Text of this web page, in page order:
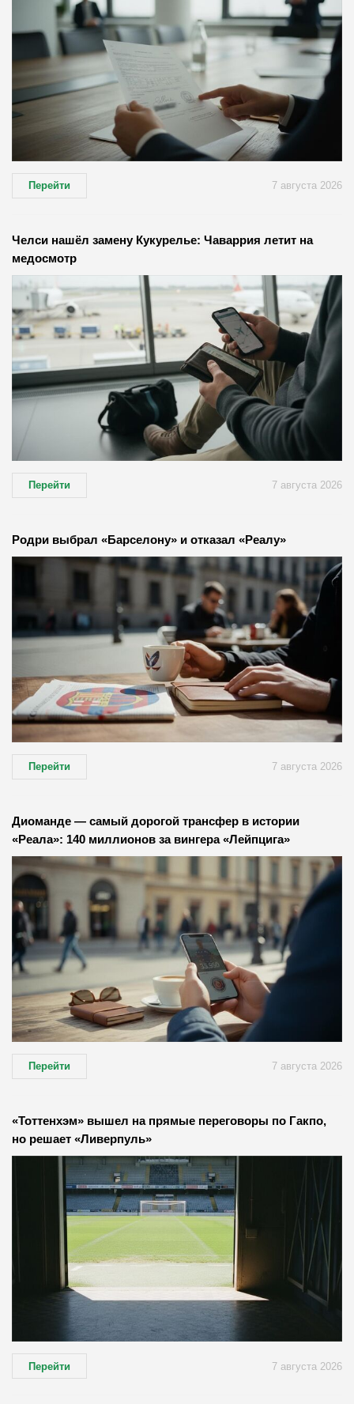
Перейти 7 августа 2026
Челси нашёл замену Кукурелье: Чаваррия летит на
медосмотр
Перейти 7 августа 2026
Родри выбрал «Барселону» и отказал «Реалу»
Перейти 7 августа 2026
Диоманде — самый дорогой трансфер в истории
«Реала»: 140 миллионов за вингера «Лейпцига»
Перейти 7 августа 2026
«Тоттенхэм» вышел на прямые переговоры по Гакпо,
но решает «Ливерпуль»
Перейти 7 августа 2026